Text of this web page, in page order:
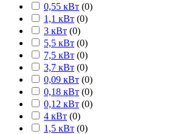
0,55 кВт (0)
1,1 кВт (0)
3 кВт (0)
5,5 кВт (0)
7,5 кВт (0)
3,7 кВт (0)
0,09 кВт (0)
0,18 кВт (0)
0,12 кВт (0)
4 кВт (0)
1,5 кВт (0)